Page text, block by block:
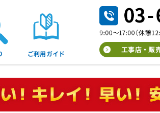
ご利用ガイド 工事店・販